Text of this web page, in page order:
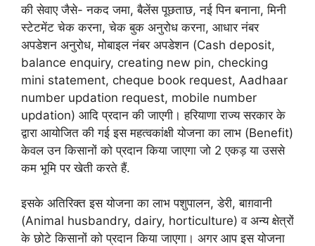
की सेवाए जैसे- नकद जमा, बैलेंस पूछताछ, नई पिन बनाना, मिनी
स्टेटमेंट चेक करना, चेक बुक अनुरोध करना, आधार नंबर
अपडेशन अनुरोध, मोबाइल नंबर अपडेशन (Cash deposit,
balance enquiry, creating new pin, checking
mini statement, cheque book request, Aadhaar
number updation request, mobile number
updation) आदि प्रदान की जाएगी। हरियाणा राज्य सरकार के
द्वारा आयोजित की गई इस महत्वकांक्षी योजना का लाभ (Benefit)
केवल उन किसानों को प्रदान किया जाएगा जो 2 एकड़ या उससे
कम भूमि पर खेती करते हैं.
इसके अतिरिक्त इस योजना का लाभ पशुपालन, डेरी, बाग़वानी
(Animal husbandry, dairy, horticulture) व अन्य क्षेत्रों
के छोटे किसानों को प्रदान किया जाएगा। अगर आप इस योजना